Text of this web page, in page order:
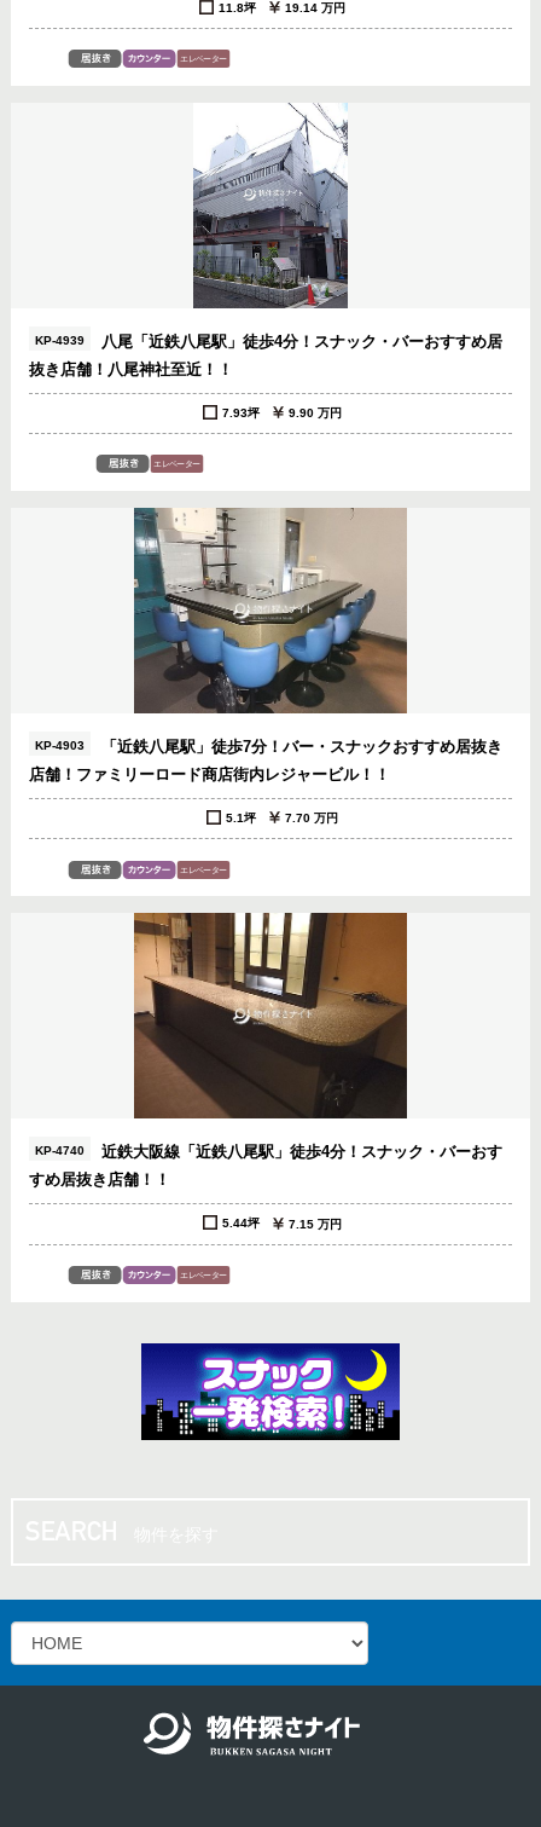
11.8坪 19.14 万円
KP-4939
八尾「近鉄八尾駅」徒歩4分！スナック・バーおすすめ居
抜き店舗！八尾神社至近！！
7.93坪 9.90 万円
KP-4903
「近鉄八尾駅」徒歩7分！バー・スナックおすすめ居抜き
店舗！ファミリーロード商店街内レジャービル！！
5.1坪 7.70 万円
KP-4740
近鉄大阪線「近鉄八尾駅」徒歩4分！スナック・バーおす
すめ居抜き店舗！！
5.44坪 7.15 万円